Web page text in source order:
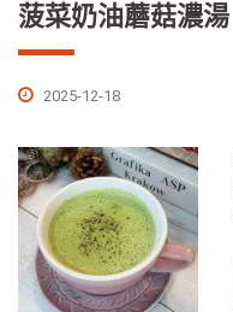
菠菜奶油蘑菇濃湯
2025-12-18